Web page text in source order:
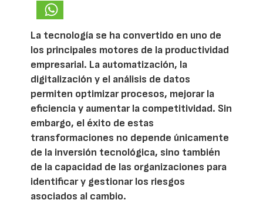
La tecnología se ha convertido en uno de
los principales motores de la productividad
empresarial. La automatización, la
digitalización y el análisis de datos
permiten optimizar procesos, mejorar la
eficiencia y aumentar la competitividad. Sin
embargo, el éxito de estas
transformaciones no depende únicamente
de la inversión tecnológica, sino también
de la capacidad de las organizaciones para
identificar y gestionar los riesgos
asociados al cambio.